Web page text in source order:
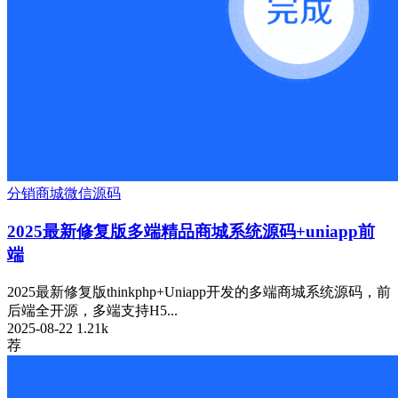
分销商城微信源码
2025最新修复版多端精品商城系统源码+uniapp前
端
2025最新修复版thinkphp+Uniapp开发的多端商城系统源码，前
后端全开源，多端支持H5...
2025-08-22 1.21k
荐